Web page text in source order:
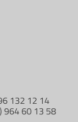
132 12 14
964 60 13 58